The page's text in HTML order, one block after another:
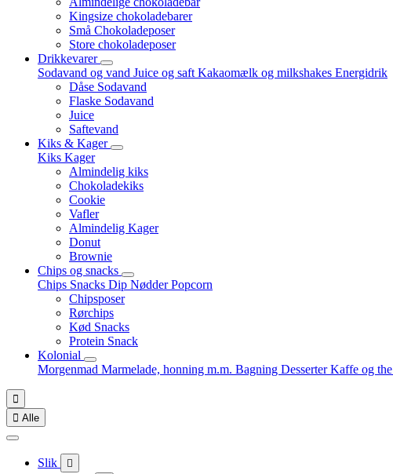
Kingsize chokoladebarer
Små Chokoladeposer
Store chokoladeposer
Drikkevarer
Sodavand og vand Juice og saft Kakaomælk og milkshakes Energidrik
Dåse Sodavand
Flaske Sodavand
Juice
Saftevand
Kiks & Kager
Kiks Kager
Almindelig kiks
Chokoladekiks
Cookie
Vafler
Almindelig Kager
Donut
Brownie
Chips og snacks
Chips Snacks Dip NødderPopcorn
Chipsposer
Rørchips
Kød Snacks
Protein Snack
Kolonial
Morgenmad Marmelade, honning m.m. Bagning DesserterKaffe og the

 Alle
Slik 